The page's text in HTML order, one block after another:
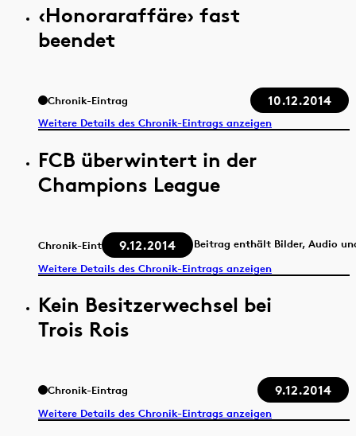
‹Honoraraffäre› fast
beendet
Chronik-Eintrag 10.12.2014
Weitere Details des Chronik-Eintrags anzeigen
FCB überwintert in der
Champions League
Chronik-Eintrag 9.12.2014
Beitrag enthält Bilder, Audio
Weitere Details des Chronik-Eintrags anzeigen
Kein Besitzerwechsel bei
Trois Rois
Chronik-Eintrag 9.12.2014
Weitere Details des Chronik-Eintrags anzeigen